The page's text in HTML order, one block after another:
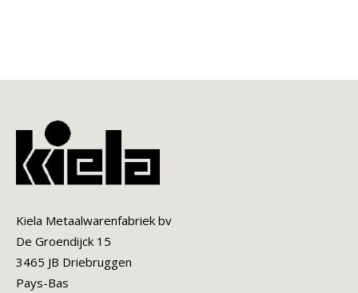
Kiela Metaalwarenfabriek bv
De Groendijck 15
3465 JB Driebruggen
Pays-Bas